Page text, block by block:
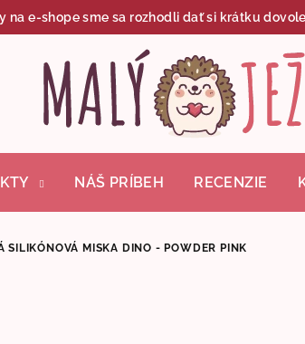
e-shope sme sa rozhodli dať si krátku
NÁŠ PRÍBEH RECENZIE
SILIKÓNOVÁ MISKA DINO - POWDER PINK